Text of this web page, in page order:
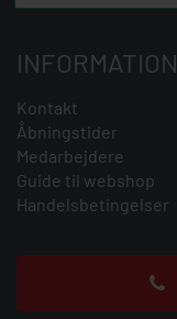
INFORMATION
Kontakt
Åbningstider
Medarbejdere
Guide til webshop
Handelsbetingelser